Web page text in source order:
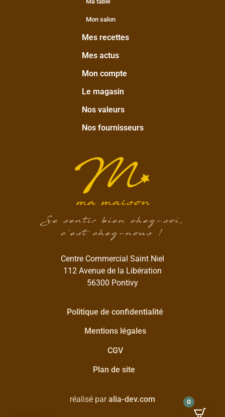
Mon salon
Mes recettes
Mes actus
Mon compte
Le magasin
Nos valeurs
Nos fournisseurs
Se sentir bien chez-soi,
c’est chez-nous !
Centre Commercial Saint Niel
112 Avenue de la Libération
56300 Pontivy
Politique de confidentialité
Mentions légales
CGV
Plan de site
réalisé paralia-dev.com 0